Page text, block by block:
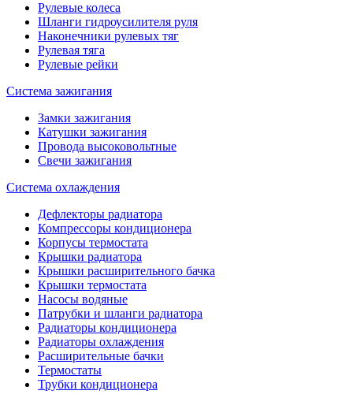
Рулевые колеса
Шланги гидроусилителя руля
Наконечники рулевых тяг
Рулевая тяга
Рулевые рейки
Система зажигания
Замки зажигания
Катушки зажигания
Провода высоковольтные
Свечи зажигания
Система охлаждения
Дефлекторы радиатора
Компрессоры кондиционера
Корпусы термостата
Крышки радиатора
Крышки расширительного бачка
Крышки термостата
Насосы водяные
Патрубки и шланги радиатора
Радиаторы кондиционера
Радиаторы охлаждения
Расширительные бачки
Термостаты
Трубки кондиционера